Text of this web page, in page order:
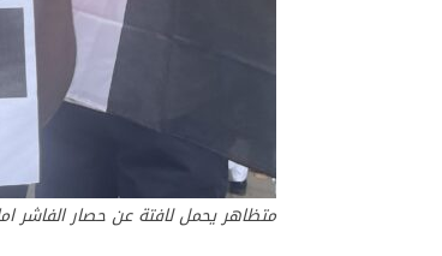
متظاهر يحمل لافتة عن حصار الفاشر امام البرلمان